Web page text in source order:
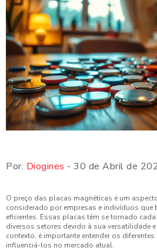
Por: Diogines - 30 de Abril de
O preço das placas magnéticas é um
considerado por empresas e indivíduos que
eficientes. Essas placas têm se tornado
diversos setores devido à sua versatilidade
contexto, é importante entender os
influenciá-los no mercado atual.